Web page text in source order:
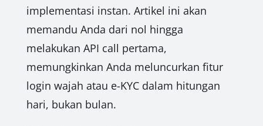
implementasi instan. Artikel ini akan
memandu Anda dari nol hingga
melakukan API call pertama,
memungkinkan Anda meluncurkan fitur
login wajah atau e-KYC dalam hitungan
hari, bukan bulan.